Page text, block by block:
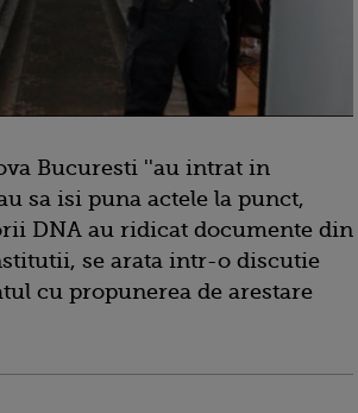
Bucuresti ''au intrat in
sa isi puna actele la punct,
DNA au ridicat documente din
se arata intr-o discutie
cu propunerea de arestare